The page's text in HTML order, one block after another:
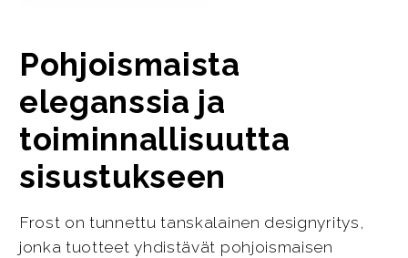
Pohjoismaista
eleganssia ja
toiminnallisuutta
sisustukseen
Frost on tunnettu tanskalainen designyritys,
jonka tuotteet yhdistävät pohjoismaisen